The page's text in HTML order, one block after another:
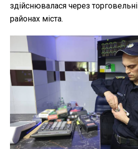
здійснювалася через
районах міста.